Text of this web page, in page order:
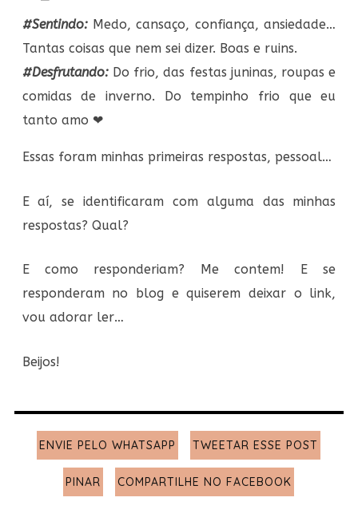
#Sentindo: Medo, cansaço, confiança, ansiedade…
Tantas coisas que nem sei dizer. Boas e ruins.
#Desfrutando: Do frio, das festas juninas, roupas e
comidas de inverno. Do tempinho frio que eu
tanto amo ❤
Essas foram minhas primeiras respostas, pessoal…
E aí, se identificaram com alguma das minhas
respostas? Qual?
E como responderiam? Me contem! E se
responderam no blog e quiserem deixar o link,
vou adorar ler…
Beijos!
ENVIE PELO WHATSAPP TWEETAR ESSE POST
PINAR COMPARTILHE NO FACEBOOK